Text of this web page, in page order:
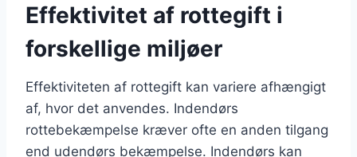
Effektivitet af rottegift i
forskellige miljøer
Effektiviteten af rottegift kan variere afhængigt
af, hvor det anvendes. Indendørs
rottebekæmpelse kræver ofte en anden tilgang
end udendørs bekæmpelse. Indendørs kan